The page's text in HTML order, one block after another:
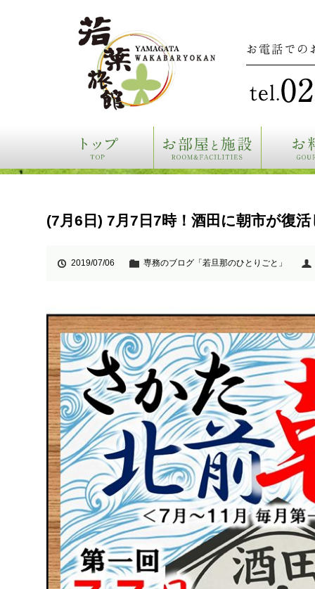
お電話での
(7月6日) 7月7日7時！酒田に朝市が復
2019/07/06 専務のブログ「若旦那のひとりごと」